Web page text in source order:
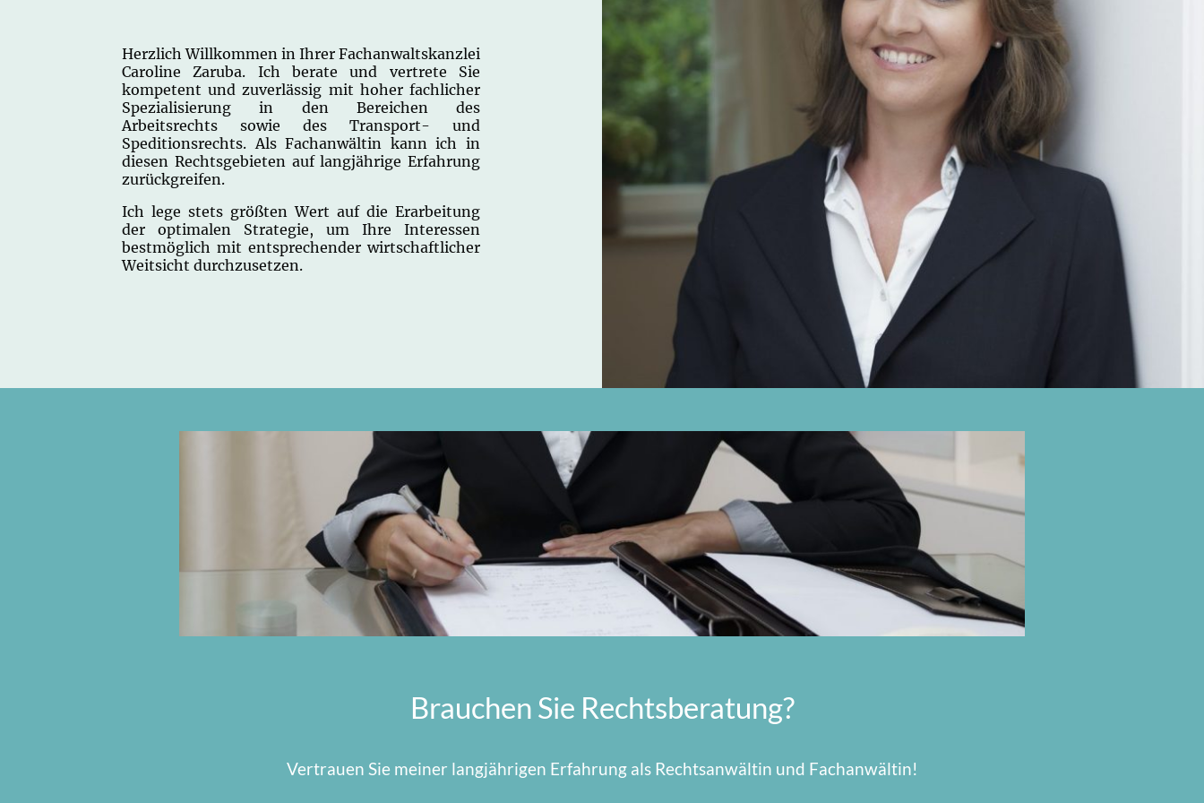
Herzlich Willkommen in Ihrer Fachanwaltskanzlei
Caroline Zaruba. Ich berate und vertrete Sie
kompetent und zuverlässig mit hoher fachlicher
Spezialisierung in den Bereichen des
Arbeitsrechts sowie des Transport- und
Speditionsrechts. Als Fachanwältin kann ich in
diesen Rechtsgebieten auf langjährige Erfahrung
zurückgreifen.
Ich lege stets größten Wert auf die Erarbeitung
der optimalen Strategie, um Ihre Interessen
bestmöglich mit entsprechender wirtschaftlicher
Weitsicht durchzusetzen.
Brauchen Sie Rechtsberatung?
Vertrauen Sie meiner langjährigen Erfahrung als Rechtsanwältin und Fachanwältin!